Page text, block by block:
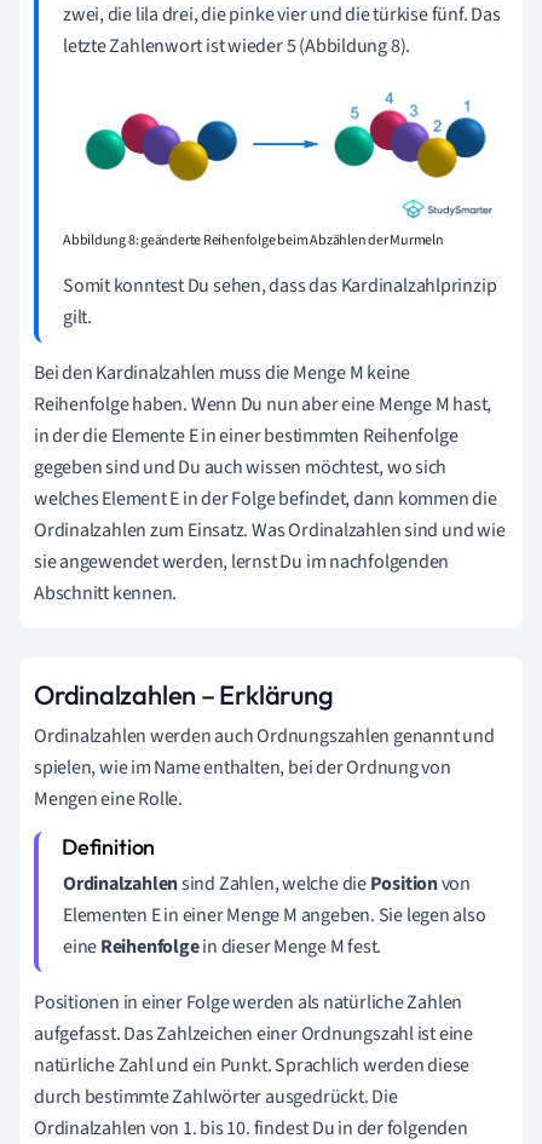
zwei, die lila drei, die pinke vier und die türkise fünf.Das
letzte Zahlenwort ist wieder 5 (Abbildung 8).
Abbildung 8: geänderte Reihenfolge beim Abzählen der Murmeln
Somit konntest Du sehen, dass das Kardinalzahlprinzip
gilt.
Bei den Kardinalzahlen muss die Menge M keine
Reihenfolge haben. Wenn Du nun aber eine Menge M hast,
in der die Elemente E in einer bestimmten Reihenfolge
gegeben sind und Du auch wissen möchtest, wo sich
welches Element E in der Folge befindet, dann kommen die
Ordinalzahlen zum Einsatz. Was Ordinalzahlen sind und wie
sie angewendet werden, lernst Du im nachfolgenden
Abschnitt kennen.
Ordinalzahlen – Erklärung
Ordinalzahlen werden auch Ordnungszahlen genannt und
spielen, wie im Name enthalten, bei der Ordnung von
Mengen eine Rolle.
Ordinalzahlensind Zahlen, welche diePositionvon
Elementen E in einer Menge M angeben. Sie legen also
eineReihenfolgein dieser Menge M fest.
Positionen in einer Folge werden als natürliche Zahlen
aufgefasst.Das Zahlzeichen einer Ordnungszahl ist eine
natürliche Zahl und ein Punkt. Sprachlich werden diese
durch bestimmte Zahlwörter ausgedrückt. Die
Ordinalzahlen von 1. bis 10. findest Du in der folgenden